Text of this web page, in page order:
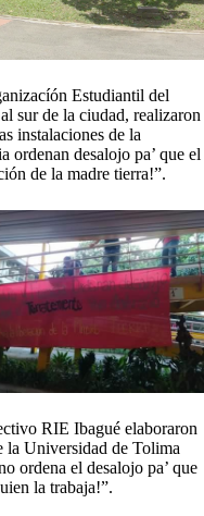
Estudiantil del
sur de la ciudad, realizaron
instalaciones de la
ordenan desalojo pa’ que el
de la madre tierra!”.
RIE Ibagué elaboraron
la Universidad de Tolima
ordena el desalojo pa’ que
la trabaja!”.